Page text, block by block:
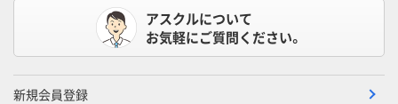
アスクルについて
お気軽にご質問ください。
新規会員登録